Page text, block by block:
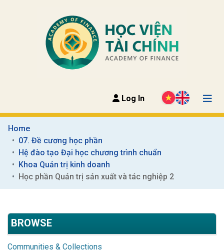
Log In
Home
07. Đề cương học phần
Hệ đào tạo Đại học chương trình chuẩn
Khoa Quản trị kinh doanh
Học phần Quản trị sản xuất và tác nghiệp 2
BROWSE
Communities & Collections